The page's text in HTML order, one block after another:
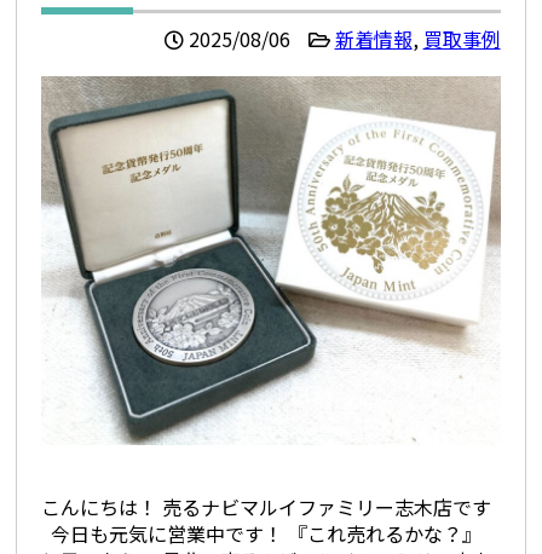
2025/08/06 新着情報, 買取事例
こんにちは！ 売るナビマルイファミリー志木店です
今日も元気に営業中です！ 『これ売れるかな？』